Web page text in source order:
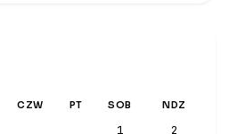
CZW PT SOB NDZ
1 2